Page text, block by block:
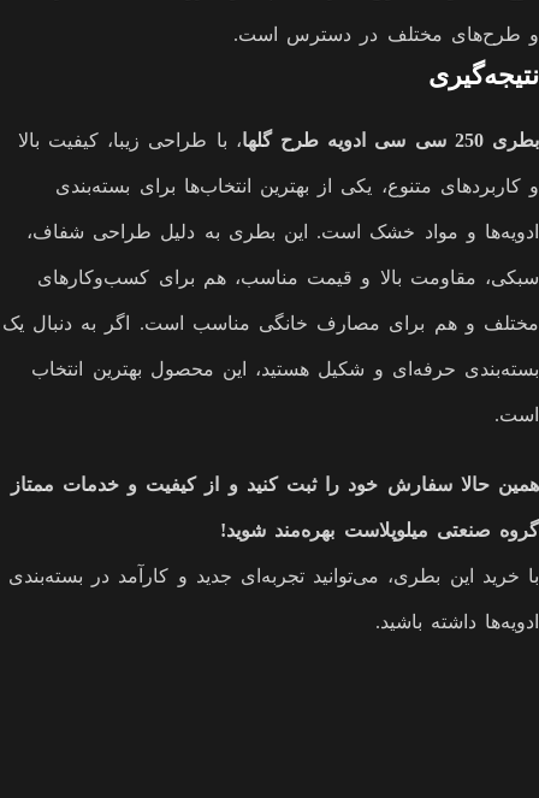
و طرح‌های مختلف در دسترس است.
نتیجه‌گیری
بطری 250 سی سی ادویه طرح گلها ، با طراحی زیبا، کیفیت بالا
و کاربردهای متنوع، یکی از بهترین انتخاب‌ها برای بسته‌بندی
ادویه‌ها و مواد خشک است. این بطری به دلیل طراحی شفاف،
سبکی، مقاومت بالا و قیمت مناسب، هم برای کسب‌وکارهای
مختلف و هم برای مصارف خانگی مناسب است. اگر به دنبال یک
بسته‌بندی حرفه‌ای و شکیل هستید، این محصول بهترین انتخاب
است.
همین حالا سفارش خود را ثبت کنید و از کیفیت و خدمات ممتاز
گروه صنعتی میلوپلاست بهره‌مند شوید!
با خرید این بطری، می‌توانید تجربه‌ای جدید و کارآمد در بسته‌بندی
ادویه‌ها داشته باشید.